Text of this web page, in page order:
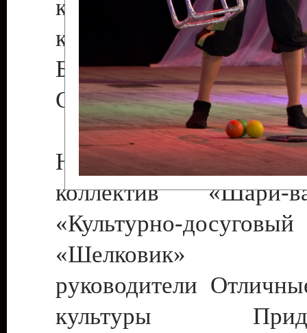
коллектив
культуры с.
Бендеры ,
Светлана Георгиевна
Народный цирковой
коллектив
«Культурно-
«Шелковик»
руководители
культуры